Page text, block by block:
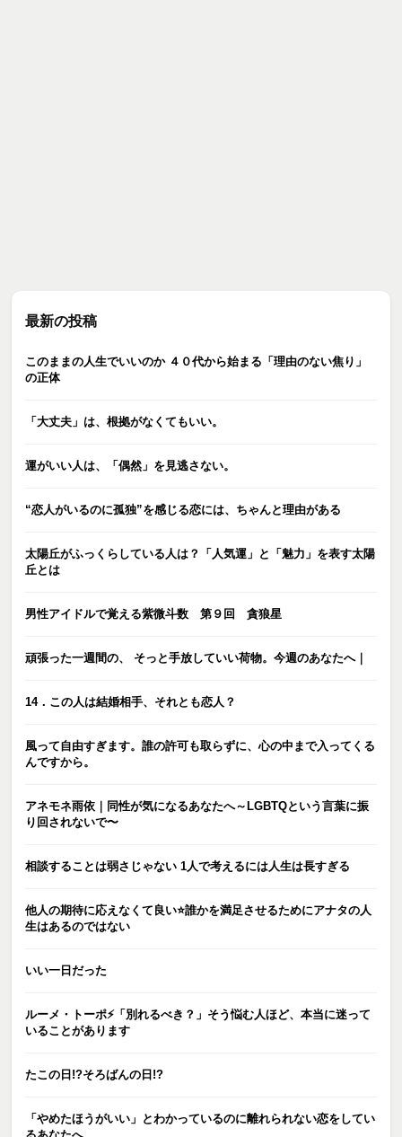
最新の投稿
このままの人生でいいのか ４０代から始まる「理由のない焦り」
の正体
「大丈夫」は、根拠がなくてもいい。
運がいい人は、「偶然」を見逃さない。
“恋人がいるのに孤独”を感じる恋には、ちゃんと理由がある
太陽丘がふっくらしている人は？「人気運」と「魅力」を表す太陽
丘とは
男性アイドルで覚える紫微斗数 第９回 貪狼星
頑張った一週間の、 そっと手放していい荷物。今週のあなたへ｜
14．この人は結婚相手、それとも恋人？
風って自由すぎます。誰の許可も取らずに、心の中まで入ってくる
んですから。
アネモネ雨依｜同性が気になるあなたへ～LGBTQという言葉に振
り回されないで〜
相談することは弱さじゃない 1人で考えるには人生は長すぎる
他人の期待に応えなくて良い⭐️誰かを満足させるためにアナタの人
生はあるのではない
いい一日だった
ルーメ・トーポ⚡️「別れるべき？」そう悩む人ほど、本当に迷って
いることがあります
たこの日!?そろばんの日!?
「やめたほうがいい」とわかっているのに離れられない恋をしてい